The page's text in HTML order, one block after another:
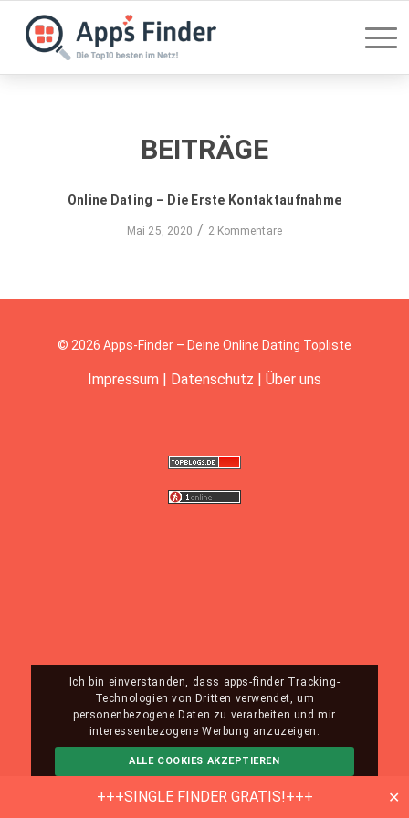
+++SINGLE FINDER GRATIS!+++ ✕
BEITRÄGE
Online Dating – Die Erste Kontaktaufnahme
Mai 25, 2020 / 2 Kommentare
© 2026 Apps-Finder – Deine Online Dating Topliste
Impressum | Datenschutz | Über uns
Ich bin einverstanden, dass apps-finder Tracking-
Technologien von Dritten verwendet, um
personenbezogene Daten zu verarbeiten und mir
interessenbezogene Werbung anzuzeigen.
ALLE COOKIES AKZEPTIEREN
ABLEHNEN MEHR INFO